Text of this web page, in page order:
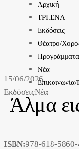
Αρχική
ΤΡΙ.ΕΝΑ
Εκδόσεις
Θέατρο/
Νέα
Επικοινωνία/
15/06/2026
ΕκδόσειςΝέα
Άλμα
ISBN:978-618-5860-